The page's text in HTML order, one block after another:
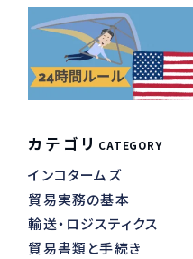
カテゴリ CATEGORY
インコタームズ
貿易実務の基本
輸送・ロジスティクス
貿易書類と手続き